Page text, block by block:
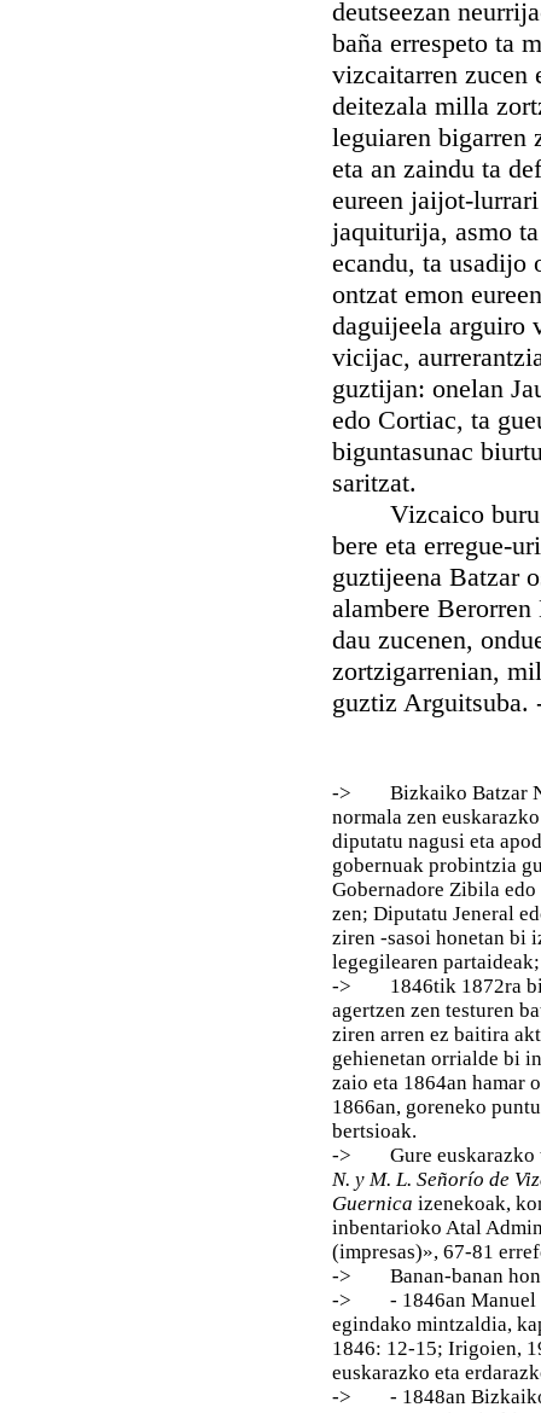
deutseezan
baña errespeto ta
vizcaitarren zucen
deitezala milla
leguiaren bigarren
eta an zaindu ta
eureen jaijot-lurrari
jaquiturija, asmo
ecandu, ta usadijo
ontzat emon
daguijeela arguiro
vicijac,
guztijan: onelan
edo Cortiac, ta
biguntasunac
saritzat.
Vizcaico buru
bere eta erregue-
guztijeena Batzar
alambere
dau zucenen,
zortzigarrenian,
guztiz
-> Bizkaiko Batzar
normala zen
diputatu nagusi eta
gobernuak probintzia
Gobernadore Zibila
zen; Diputatu Jeneral
ziren -sasoi honetan bi
legegilearen
-> 1846tik 1872ra
agertzen zen testuren
ziren arren ez baitira
gehienetan orrialde bi
zaio eta 1864an hamar
1866an, goreneko
bertsioak.
-> Gure euskarazko
N. y M. L. Señorío de
Guernica izenekoak,
inbentarioko Atal
(impresas)», 67-81
-> Banan-banan
-> - 1846an Manuel
egindako mintzaldia,
1846: 12-15; Irigoien,
euskarazko eta
-> - 1848an Bizkaiko